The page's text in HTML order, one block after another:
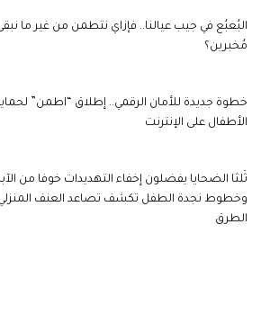
البُعبُع في جيب عيالنا.. فإزاي نتطمن من غير ما
مُخبرين؟
خطوة جديدة للأمان الرقمي.. إطلاق “اطمن”
الأطفال على الإنترنت
ثُلثا الضحايا يفضلون إخفاء التهديدات خوفا من
وخطوط نجدة الطفل تكشف تصاعد العنف
الطرق